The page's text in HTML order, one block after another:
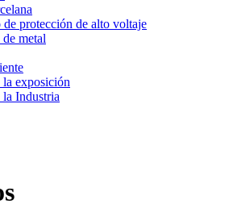
protección de alto voltaje
metal
exposición
Industria